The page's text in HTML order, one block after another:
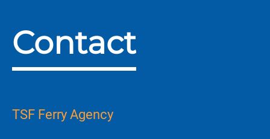
Contact
TSF Ferry Agency